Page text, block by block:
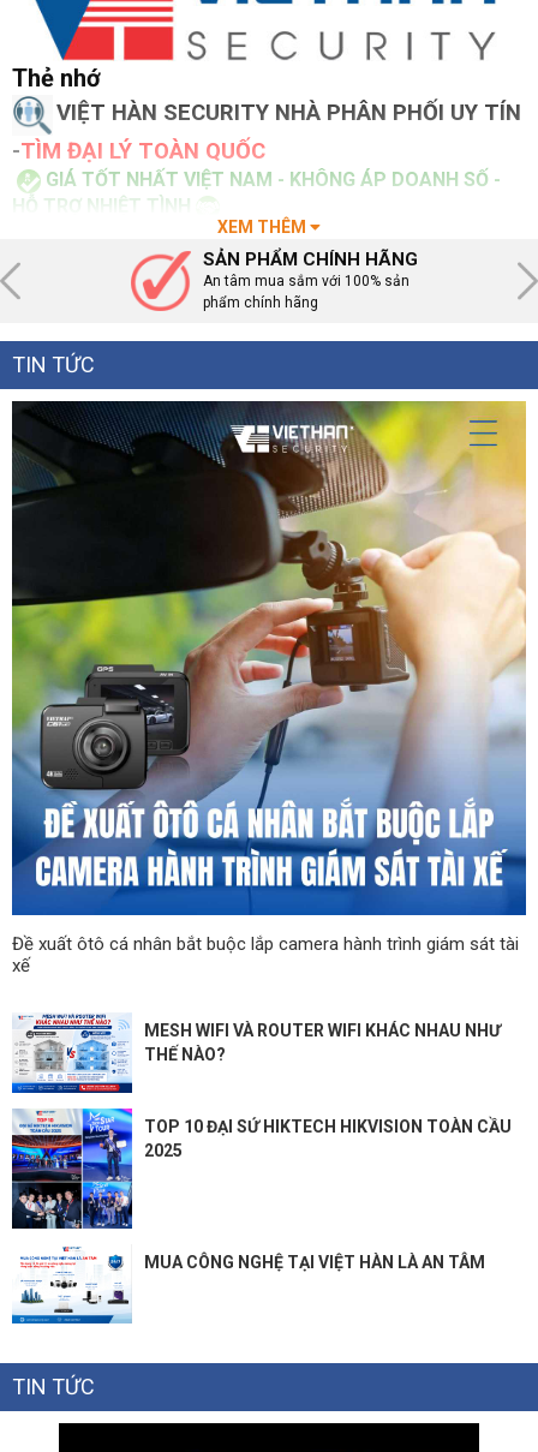
Thẻ nhớ
VIỆT HÀN SECURITY NHÀ PHÂN PHỐI UY TÍN
-TÌM ĐẠI LÝ TOÀN QUỐC
GIÁ TỐT NHẤT VIỆT NAM - KHÔNG ÁP DOANH SỐ -
HỖ TRỢ NHIỆT TÌNH
0899.199.598( phòng kinh doanh ) - Hỗ trợ kỹ thuật
1900.099.987
CHÚNG TÔI LUÔN THỰC HIỆN NHỮNG GÌ CAM KẾT
VỚI KHÁCH HÀNG
XEM THÊM
SẢN PHẨM CHÍNH HÃNG
An tâm mua sắm với 100% sản
phẩm chính hãng
TIN TỨC
Đề xuất ôtô cá nhân bắt buộc lắp camera hành trình giám sát tài
xế
MESH WIFI VÀ ROUTER WIFI KHÁC NHAU NHƯ
THẾ NÀO?
TOP 10 ĐẠI SỨ HIKTECH HIKVISION TOÀN CẦU
2025
MUA CÔNG NGHỆ TẠI VIỆT HÀN LÀ AN TÂM
TIN TỨC